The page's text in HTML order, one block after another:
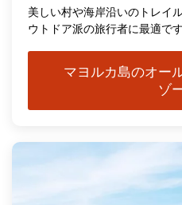
美しい村や海岸沿いのトレイ
ウトドア派の旅行者に最適です
マヨルカ島のオー
ゾ